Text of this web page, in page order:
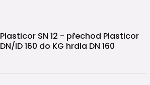
Plasticor SN 12 - přechod Plasticor
DN/ID 160 do KG hrdla DN 160